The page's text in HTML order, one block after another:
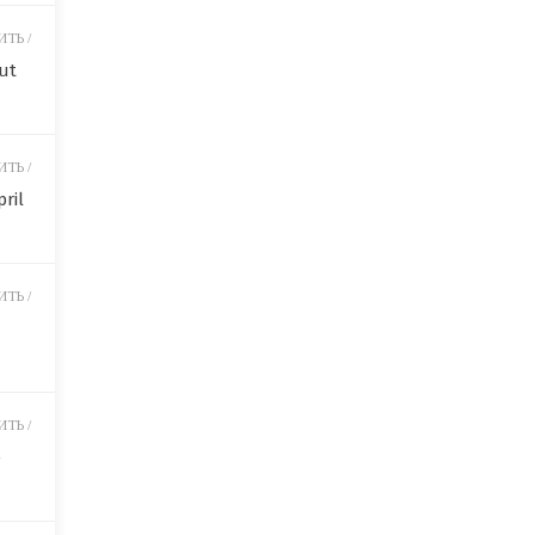
/
/
/
/